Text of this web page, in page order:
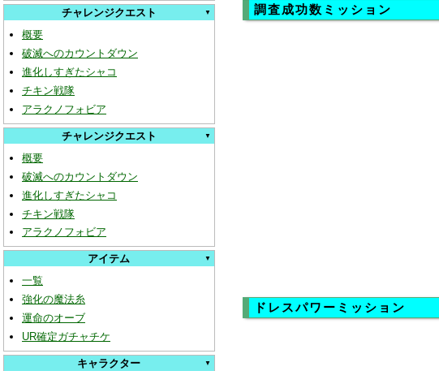
チャレンジクエスト
概要
破滅へのカウントダウン
進化しすぎたシャコ
チキン戦隊
アラクノフォビア
チャレンジクエスト
概要
破滅へのカウントダウン
進化しすぎたシャコ
チキン戦隊
アラクノフォビア
アイテム
一覧
強化の魔法糸
運命のオーブ
UR確定ガチャチケ
キャラクター
調査成功数ミッション
ドレスパワーミッション